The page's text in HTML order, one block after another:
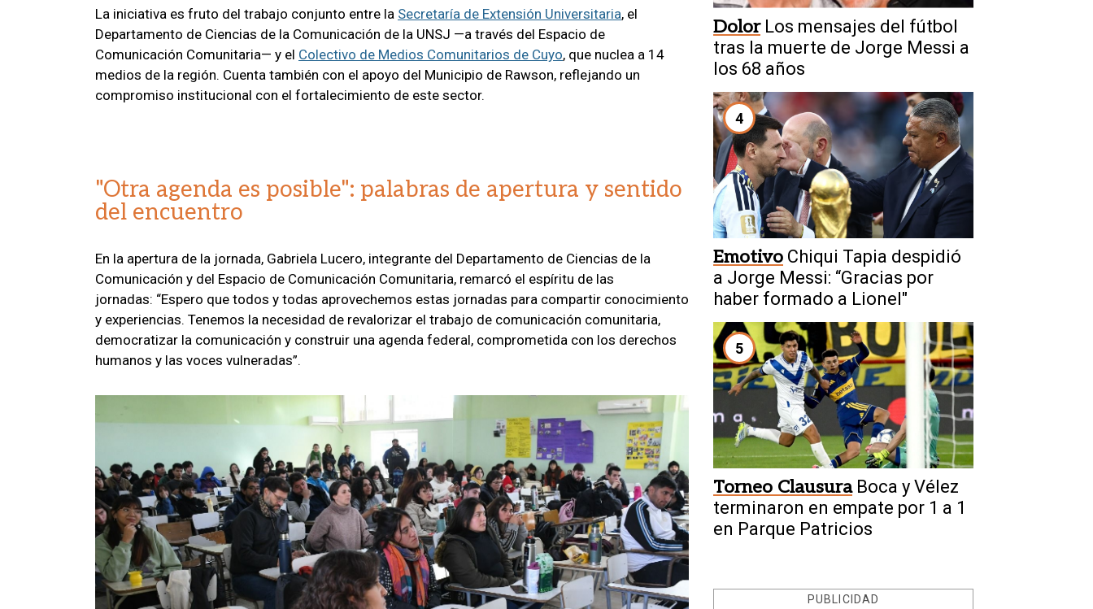
La iniciativa es fruto del trabajo conjunto entre la Secretaría de Extensión Universitaria, el
Departamento de Ciencias de la Comunicación de la UNSJ —a través del Espacio de
Comunicación Comunitaria— y el Colectivo de Medios Comunitarios de Cuyo, que nuclea a 14
medios de la región. Cuenta también con el apoyo del Municipio de Rawson, reflejando un
compromiso institucional con el fortalecimiento de este sector.
"Otra agenda es posible": palabras de apertura y sentido
del encuentro
En la apertura de la jornada, Gabriela Lucero, integrante del Departamento de Ciencias de la
Comunicación y del Espacio de Comunicación Comunitaria, remarcó el espíritu de las
jornadas: “Espero que todos y todas aprovechemos estas jornadas para compartir conocimiento
y experiencias. Tenemos la necesidad de revalorizar el trabajo de comunicación comunitaria,
democratizar la comunicación y construir una agenda federal, comprometida con los derechos
humanos y las voces vulneradas”.
Dolor Los mensajes del fútbol
tras la muerte de Jorge Messi a
los 68 años
4
Emotivo Chiqui Tapia despidió
a Jorge Messi: “Gracias por
haber formado a Lionel"
5
Torneo Clausura Boca y Vélez
terminaron en empate por 1 a 1
en Parque Patricios
PUBLICIDAD